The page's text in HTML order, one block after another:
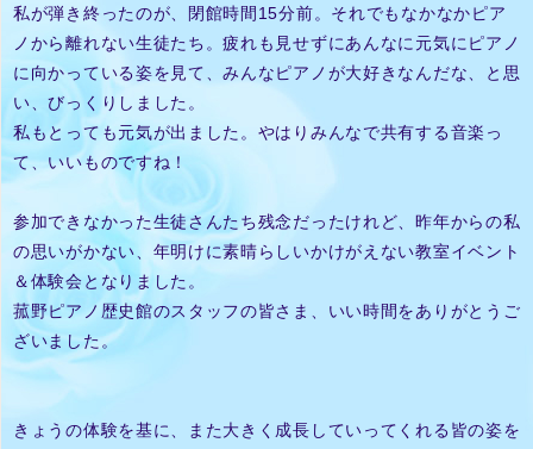
私が弾き終ったのが、閉館時間15分前。それでもなかなかピア
ノから離れない生徒たち。疲れも見せずにあんなに元気にピアノ
に向かっている姿を見て、みんなピアノが大好きなんだな、と思
い、びっくりしました。
私もとっても元気が出ました。やはりみんなで共有する音楽っ
て、いいものですね！
参加できなかった生徒さんたち残念だったけれど、昨年からの私
の思いがかない、年明けに素晴らしいかけがえない教室イベント
＆体験会となりました。
菰野ピアノ歴史館のスタッフの皆さま、いい時間をありがとうご
ざいました。
きょうの体験を基に、また大きく成長していってくれる皆の姿を